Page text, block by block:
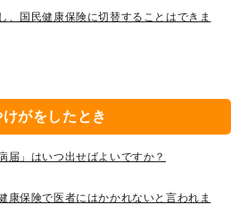
、国民健康保険に切替することはできま
がをしたとき
届」はいつ出せばよいですか？
康保険で医者にはかかれないと言われま